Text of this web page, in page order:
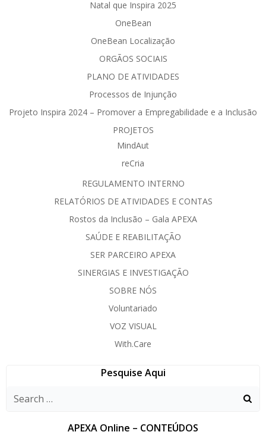
Natal que Inspira 2025
OneBean
OneBean Localização
ORGÃOS SOCIAIS
PLANO DE ATIVIDADES
Processos de Injunção
Projeto Inspira 2024 – Promover a Empregabilidade e a Inclusão
PROJETOS
MindAut
reCria
REGULAMENTO INTERNO
RELATÓRIOS DE ATIVIDADES E CONTAS
Rostos da Inclusão – Gala APEXA
SAÚDE E REABILITAÇÃO
SER PARCEIRO APEXA
SINERGIAS E INVESTIGAÇÃO
SOBRE NÓS
Voluntariado
VOZ VISUAL
With.Care
Pesquise Aqui
APEXA Online – CONTEÚDOS